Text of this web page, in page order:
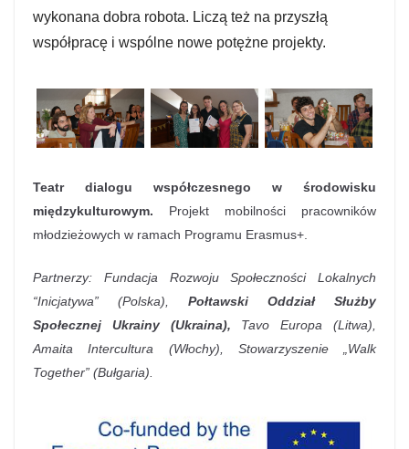
wykonana dobra robota. Liczą też na przyszłą
współpracę i wspólne nowe potężne projekty.
Teatr dialogu współczesnego w środowisku
międzykulturowym. Projekt mobilności pracowników
młodzieżowych w ramach Programu Erasmus+.
Partnerzy: Fundacja Rozwoju Społeczności Lokalnych
“Inicjatywa” (Polska), Połtawski Oddział Służby
Społecznej Ukrainy (Ukraina), Tavo Europa (Litwa),
Amaita Intercultura (Włochy), Stowarzyszenie „Walk
Together” (Bułgaria).